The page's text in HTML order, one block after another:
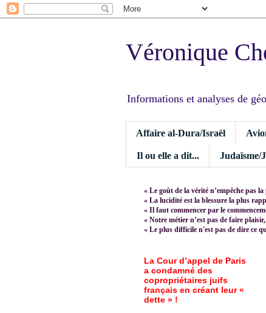
Véronique
Informations et analyses de
Affaire al-Dura/Israël
Il ou elle a dit... Judaïsme/
« Le goût de la vérité n’empêche pas
« La lucidité est la blessure la plus
« Il faut commencer par le
« Notre métier n’est pas de faire
« Le plus difficile n'est pas de dire ce
La Cour d’appel de Paris
a condamné des
copropriétaires juifs
français en créant leur «
dette » !